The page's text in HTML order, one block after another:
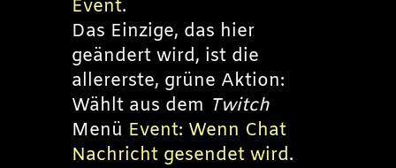
Event.
Das Einzige, das hier
geändert wird, ist die
allererste, grüne Aktion:
Wählt aus dem Twitch
Menü Event: Wenn Chat
Nachricht gesendet wird.